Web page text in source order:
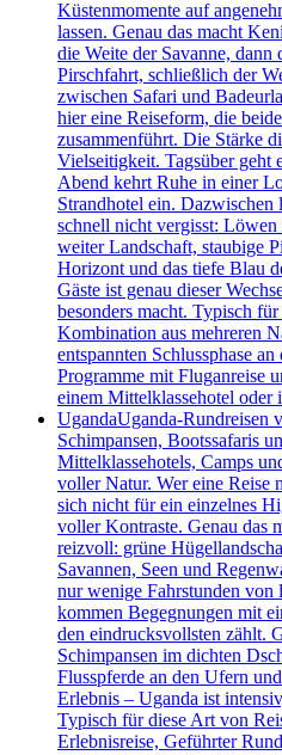
Küstenmomente auf
lassen. Genau das macht
die Weite der Savanne, dann
Pirschfahrt, schließlich der
zwischen Safari und
hier eine Reiseform, die
zusammenführt. Die Stärke
Vielseitigkeit. Tagsüber geht
Abend kehrt Ruhe in einer
Strandhotel ein. Dazwischen
schnell nicht vergisst:
weiter Landschaft, staubige
Horizont und das tiefe Blau
Gäste ist genau dieser
besonders macht. Typisch
Kombination aus mehreren
entspannten Schlussphase
Programme mit Fluganreise
einem Mittelklassehotel
UgandaUganda-Rundreisen
Schimpansen, Bootssafaris
Mittelklassehotels, Camps
voller Natur. Wer eine Reise
sich nicht für ein einzelnes
voller Kontraste. Genau das
reizvoll: grüne
Savannen, Seen und
nur wenige Fahrstunden von
kommen Begegnungen mit
den eindrucksvollsten zählt.
Schimpansen im dichten
Flusspferde an den Ufern
Erlebnis – Uganda ist
Typisch für diese Art von
Erlebnisreise, Geführter